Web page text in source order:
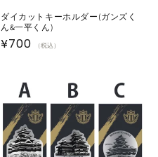
ダイカットキーホルダー(ガンズく
ん&一平くん)
通
¥700 （税込）